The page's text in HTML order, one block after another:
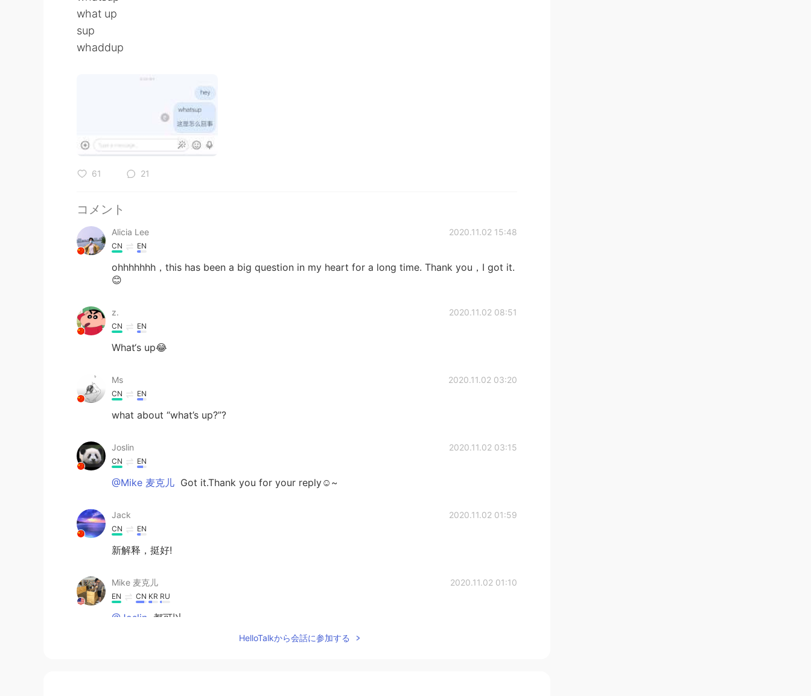
what up
sup
whaddup
61 21
コメント
Alicia Lee 2020.11.02 15:48
CN EN
ohhhhhhh，this has been a big question in my heart for a long time. Thank you，I got it.
😊
z. 2020.11.02 08:51
CN EN
What‘s up😂
Ms 2020.11.02 03:20
CN EN
what about “what’s up?”?
Joslin 2020.11.02 03:15
CN EN
@Mike 麦克儿 Got it.Thank you for your reply☺~
Jack 2020.11.02 01:59
CN EN
新解释，挺好!
Mike 麦克儿 2020.11.02 01:10
EN CN KR RU
@Joslin 都可以
HelloTalkから会話に参加する